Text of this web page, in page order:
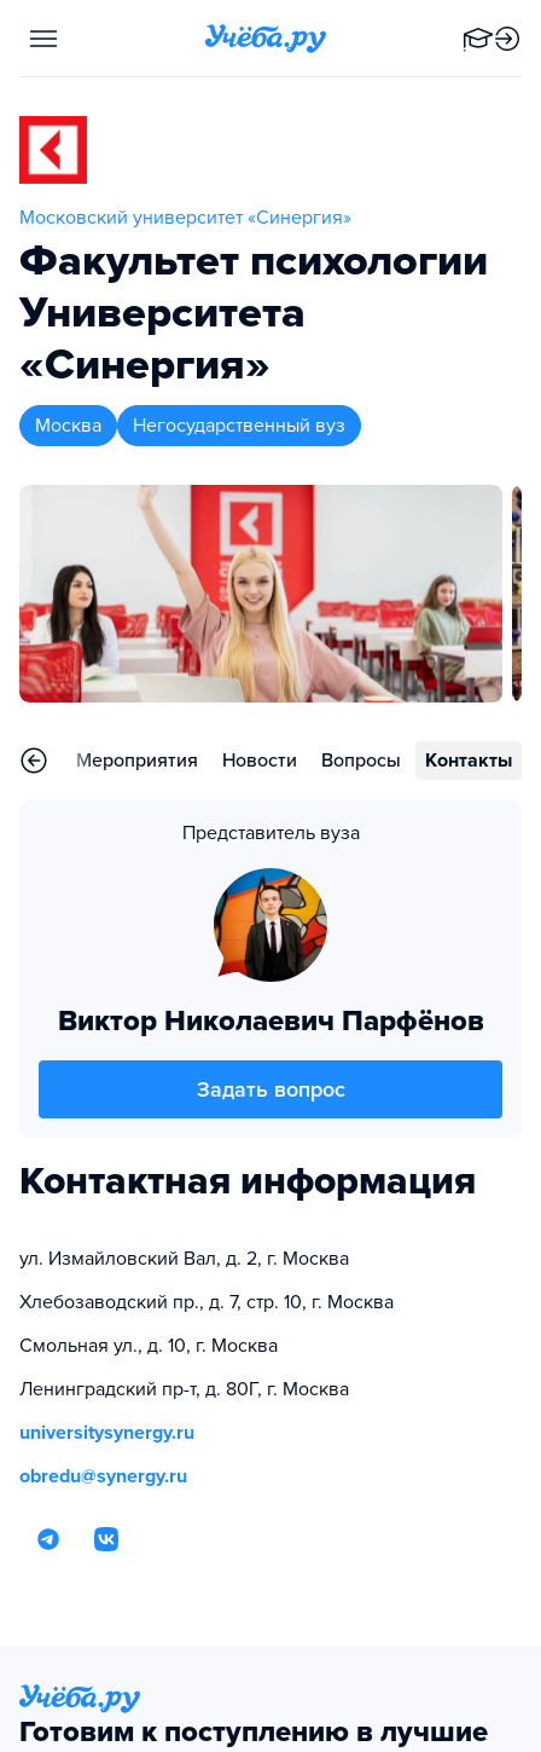
Московский университет «Синергия»
Факультет психологии
Университета
«Синергия»
Москва Негосударственный вуз
Мероприятия Новости Вопросы Контакты
Представитель вуза
Виктор Николаевич Парфёнов
Задать вопрос
Контактная информация
ул. Измайловский Вал, д. 2, г. Москва
Хлебозаводский пр., д. 7, стр. 10, г. Москва
Смольная ул., д. 10, г. Москва
Ленинградский пр-т, д. 80Г, г. Москва
universitysynergy.ru
obredu@synergy.ru
Готовим к поступлению в лучшие